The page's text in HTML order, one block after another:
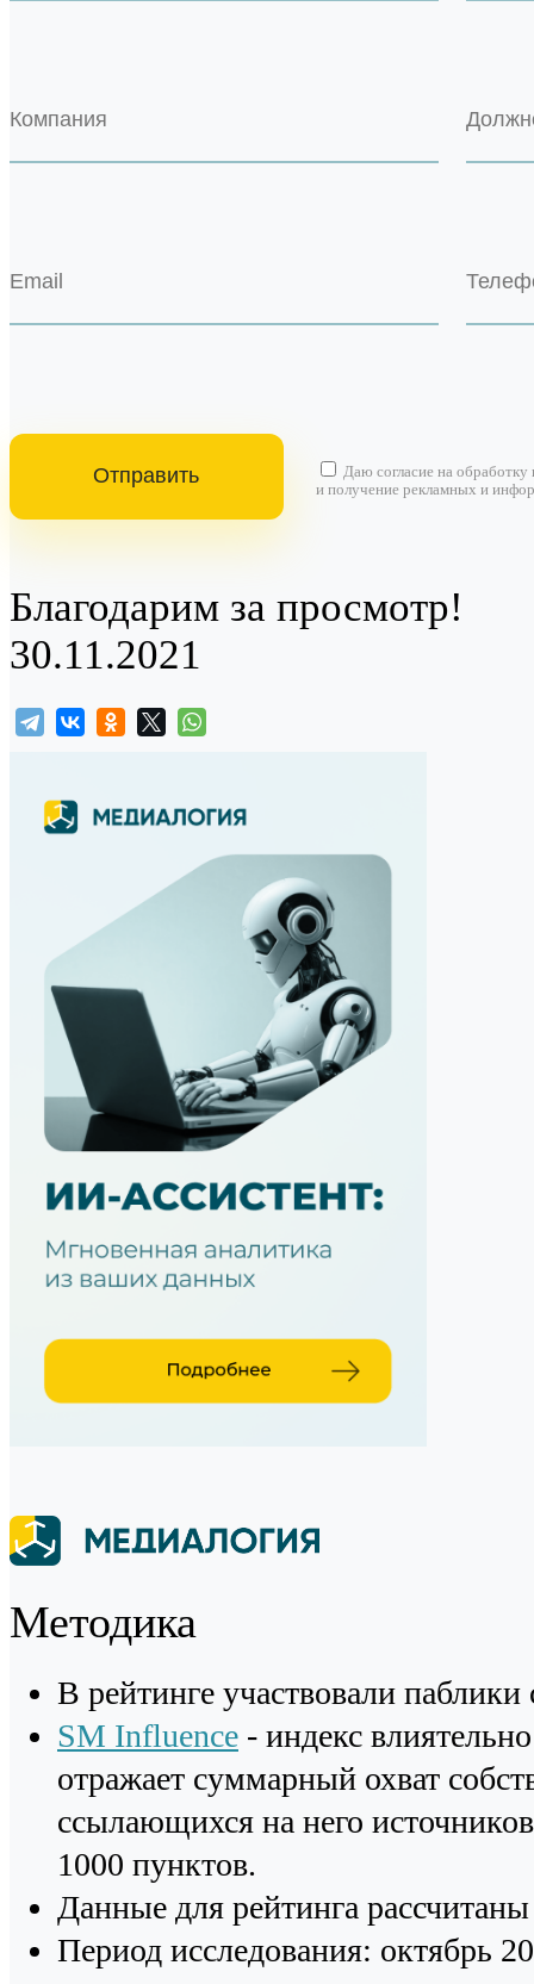
Даю согласие на обработку
и получение рекламных и
Благодарим за просмотр!
30.11.2021
Методика
В рейтинге участвовали
SM Influence - индекс
отражает суммарный охват
ссылающихся на него
1000 пунктов.
Данные для рейтинга
Период исследования: октябрь